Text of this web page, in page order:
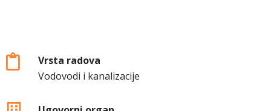
Vrsta radova
Vodovodi i kanalizacije